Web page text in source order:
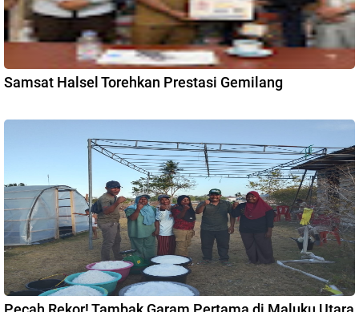
Samsat Halsel Torehkan Prestasi Gemilang